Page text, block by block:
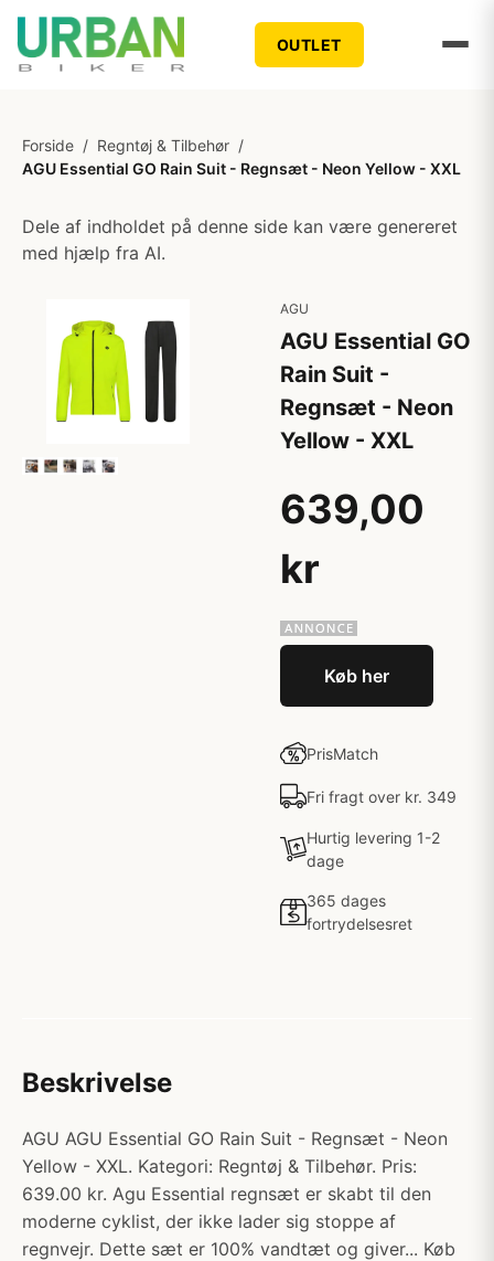
OUTLET
Forside / Regntøj & Tilbehør /
AGU Essential GO Rain Suit - Regnsæt - Neon Yellow - XXL
Dele af indholdet på denne side kan være genereret
med hjælp fra AI.
AGU
AGU Essential GO
Rain Suit -
Regnsæt - Neon
Yellow - XXL
639,00
kr
Køb her
PrisMatch
Fri fragt over kr. 349
Hurtig levering 1-2
dage
365 dages
fortrydelsesret
Beskrivelse
AGU AGU Essential GO Rain Suit - Regnsæt - Neon
Yellow - XXL. Kategori: Regntøj & Tilbehør. Pris:
639.00 kr. Agu Essential regnsæt er skabt til den
moderne cyklist, der ikke lader sig stoppe af
regnvejr. Dette sæt er 100% vandtæt og giver... Køb